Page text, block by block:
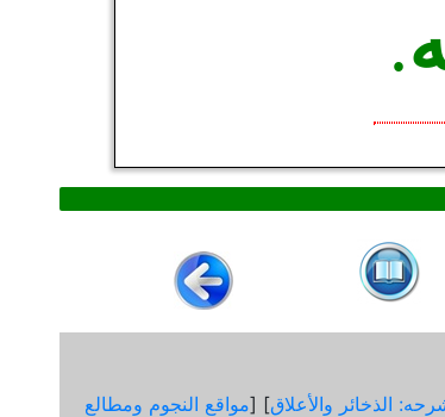
.
الذخائر والأعلاق] [مواقع النجوم ومطالع